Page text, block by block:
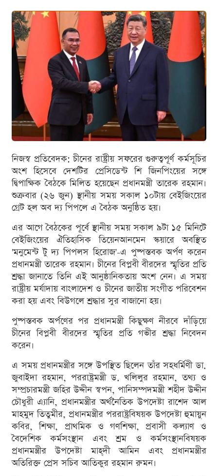
নিজস্ব প্রতিবেদক: চীনের রাষ্ট্রীয় সফরের গুরুত্বপূর্ণ কর্মসূচির
অংশ হিসেবে দেশটির প্রেসিডেন্ট শি জিনপিংয়ের সঙ্গে
দ্বিপাক্ষিক বৈঠকে মিলিত হয়েছেন প্রধানমন্ত্রী তারেক রহমান।
শুক্রবার (২৬ জুন) স্থানীয় সময় সকাল ১০টায় বেইজিংয়ের
গ্রেট হল অব দ্য পিপলে এ বৈঠক অনুষ্ঠিত হয়।
এর আগে বৈঠকের পূর্বে স্থানীয় সময় সকাল ৯টা ১৫ মিনিটে
বেইজিংয়ের ঐতিহাসিক তিয়েনআনমেন স্কয়ারে অবস্থিত
'মনুমেন্ট টু দ্য পিপলস হিরোজ'-এ পুষ্পস্তবক অর্পণ করেন
প্রধানমন্ত্রী তারেক রহমান। চীনের বিপ্লবী বীরদের স্মৃতির প্রতি
শ্রদ্ধা জানাতে তিনি এই আনুষ্ঠানিকতায় অংশ নেন। এ সময়
রাষ্ট্রীয় মর্যাদায় বাংলাদেশ ও চীনের জাতীয় সংগীত পরিবেশন
করা হয় এবং বিউগলে শ্রদ্ধার সুর বাজানো হয়।
পুষ্পস্তবক অর্পণের পর প্রধানমন্ত্রী কিছুক্ষণ নীরবে দাঁড়িয়ে
চীনের বিপ্লবী বীরদের স্মৃতির প্রতি গভীর শ্রদ্ধা নিবেদন
করেন।
এ সময় প্রধানমন্ত্রীর সঙ্গে উপস্থিত ছিলেন তাঁর সহধর্মিণী ডা.
জুবাইদা রহমান, পররাষ্ট্রমন্ত্রী ড. খলিলুর রহমান, তথ্য ও
সম্প্রচারমন্ত্রী জহির উদ্দীন স্বপন, পানিসম্পদমন্ত্রী শহীদ উদ্দীন
চৌধুরী এ্যানি, প্রধানমন্ত্রীর অর্থনৈতিক উপদেষ্টা রাশেদ আল
মাহমুদ তিতুমীর, প্রধানমন্ত্রীর পররাষ্ট্রবিষয়ক উপদেষ্টা হুমায়ুন
কবির, শিক্ষা, প্রাথমিক ও গণশিক্ষা, প্রবাসী কল্যাণ ও
বৈদেশিক কর্মসংস্থান এবং শ্রম ও কর্মসংস্থানবিষয়ক
প্রধানমন্ত্রীর উপদেষ্টা মাহ্‌দী আমিন এবং প্রধানমন্ত্রীর
অতিরিক্ত প্রেস সচিব আতিকুর রহমান রুমন।